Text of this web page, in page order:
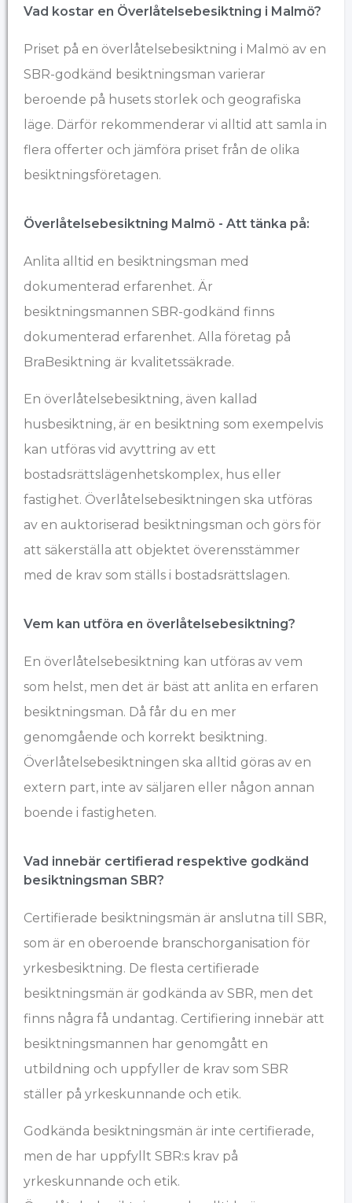
Vad kostar en Överlåtelsebesiktning i Malmö?
Priset på en överlåtelsebesiktning i Malmö av en
SBR-godkänd besiktningsman varierar
beroende på husets storlek och geografiska
läge. Därför rekommenderar vi alltid att samla in
flera offerter och jämföra priset från de olika
besiktningsföretagen.
Överlåtelsebesiktning Malmö - Att tänka på:
Anlita alltid en besiktningsman med
dokumenterad erfarenhet. Är
besiktningsmannen SBR-godkänd finns
dokumenterad erfarenhet. Alla företag på
BraBesiktning är kvalitetssäkrade.
En överlåtelsebesiktning, även kallad
husbesiktning, är en besiktning som exempelvis
kan utföras vid avyttring av ett
bostadsrättslägenhetskomplex, hus eller
fastighet. Överlåtelsebesiktningen ska utföras
av en auktoriserad besiktningsman och görs för
att säkerställa att objektet överensstämmer
med de krav som ställs i bostadsrättslagen.
Vem kan utföra en överlåtelsebesiktning?
En överlåtelsebesiktning kan utföras av vem
som helst, men det är bäst att anlita en erfaren
besiktningsman. Då får du en mer
genomgående och korrekt besiktning.
Överlåtelsebesiktningen ska alltid göras av en
extern part, inte av säljaren eller någon annan
boende i fastigheten.
Vad innebär certifierad respektive godkänd
besiktningsman SBR?
Certifierade besiktningsmän är anslutna till SBR,
som är en oberoende branschorganisation för
yrkesbesiktning. De flesta certifierade
besiktningsmän är godkända av SBR, men det
finns några få undantag. Certifiering innebär att
besiktningsmannen har genomgått en
utbildning och uppfyller de krav som SBR
ställer på yrkeskunnande och etik.
Godkända besiktningsmän är inte certifierade,
men de har uppfyllt SBR:s krav på
yrkeskunnande och etik.